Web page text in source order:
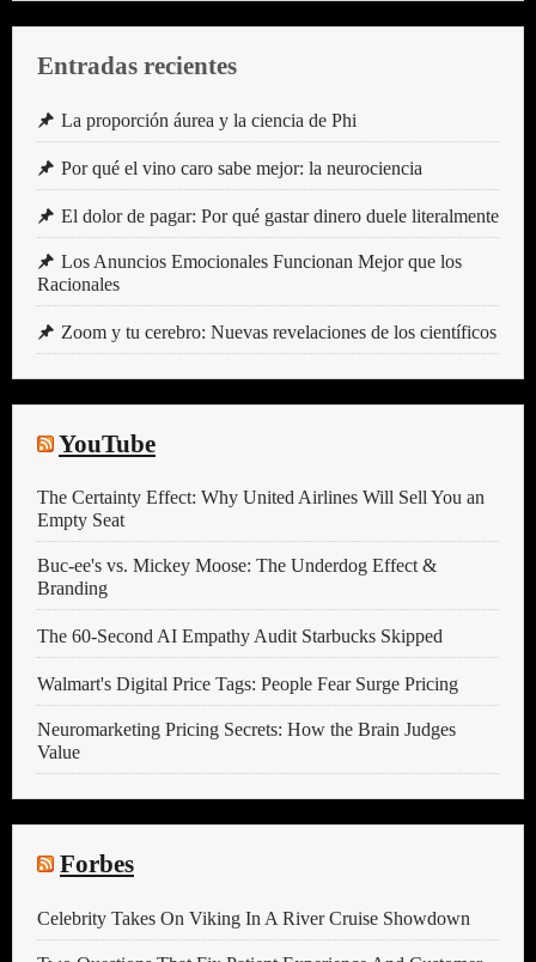
Entradas recientes
La proporción áurea y la ciencia de Phi
Por qué el vino caro sabe mejor: la neurociencia
El dolor de pagar: Por qué gastar dinero duele literalmente
Los Anuncios Emocionales Funcionan Mejor que los
Racionales
Zoom y tu cerebro: Nuevas revelaciones de los científicos
YouTube
The Certainty Effect: Why United Airlines Will Sell You an
Empty Seat
Buc-ee's vs. Mickey Moose: The Underdog Effect &
Branding
The 60-Second AI Empathy Audit Starbucks Skipped
Walmart's Digital Price Tags: People Fear Surge Pricing
Neuromarketing Pricing Secrets: How the Brain Judges
Value
Forbes
Celebrity Takes On Viking In A River Cruise Showdown